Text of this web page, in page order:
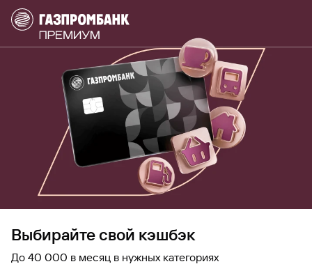
Выбирайте свой кэшбэк
До 40 000 в месяц в нужных категориях